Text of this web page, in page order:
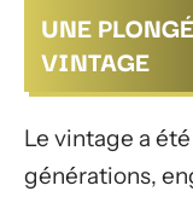
UNE
VINTAGE
Le vintage a
générations,